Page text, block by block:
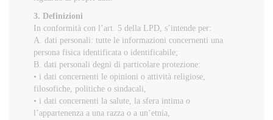
3. Definizioni
In conformità con l’art. 5 della LPD, s’intende per:
A. dati personali: tutte le informazioni concernenti una
persona fisica identificata o identificabile;
B. dati personali degni di particolare protezione:
• i dati concernenti le opinioni o attività religiose,
filosofiche, politiche o sindacali,
• i dati concernenti la salute, la sfera intima o
l’appartenenza a una razza o a un’etnia,